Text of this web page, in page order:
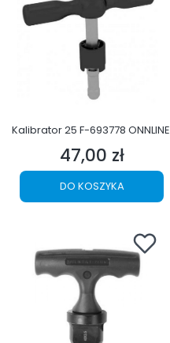
Kalibrator 25 F-693778 ONNLINE
Cena
47,00 zł
DO KOSZYKA